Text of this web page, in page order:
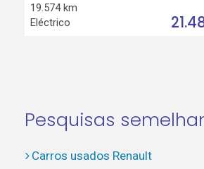
19.574 km
Eléctrico
Pesquisas
Carros usados Renault